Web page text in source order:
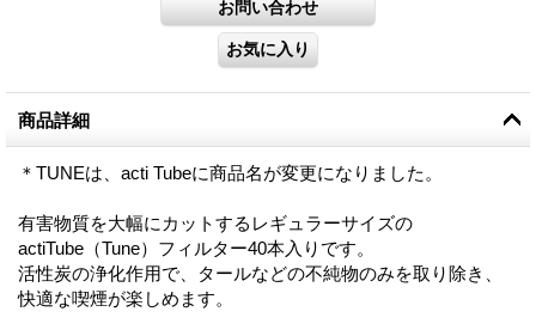
商品詳細
＊TUNEは、acti Tubeに商品名が変更になりました。
有害物質を大幅にカットするレギュラーサイズの
actiTube（Tune）フィルター40本入りです。
活性炭の浄化作用で、タールなどの不純物のみを取り除き、
快適な喫煙が楽しめます。